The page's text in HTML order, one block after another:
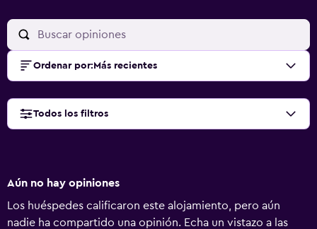
Ordenar por: Más recientes
Todos los filtros
Aún no hay opiniones
Los huéspedes calificaron este alojamiento, pero aún
nadie ha compartido una opinión. Echa un vistazo a las